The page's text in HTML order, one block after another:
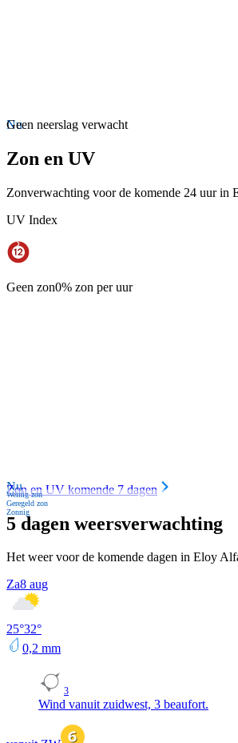
Nu
Geen neerslag verwacht
Zon en UV
Zonverwachting voor de komende 24 uur in
UV Index
Geen zon0% zon per uur
Nu
Weinig zon
Geregeld zon
Zonnig
Zon en UV komende 7 dagen
5 dagen weersverwachting
Het weer voor de komende dagen in Eloy
Za8 aug
25°32°
0,2 mm
3
Wind vanuit zuidwest, 3 beaufort.